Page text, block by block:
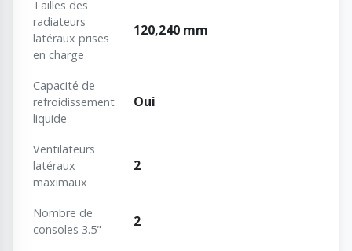
Tailles des
radiateurs
latéraux prises
en charge
120,240 mm
Capacité de
refroidissement
liquide
Oui
Ventilateurs
latéraux
maximaux
2
Nombre de
consoles 3.5"
2